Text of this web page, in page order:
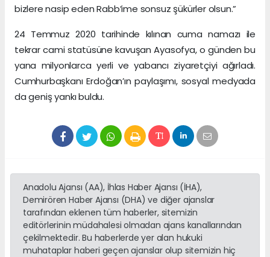
bizlere nasip eden Rabb’ime sonsuz şükürler olsun.”
24 Temmuz 2020 tarihinde kılınan cuma namazı ile
tekrar cami statüsüne kavuşan Ayasofya, o günden bu
yana milyonlarca yerli ve yabancı ziyaretçiyi ağırladı.
Cumhurbaşkanı Erdoğan’ın paylaşımı, sosyal medyada
da geniş yankı buldu.
Anadolu Ajansı (AA), İhlas Haber Ajansı (İHA),
Demirören Haber Ajansı (DHA) ve diğer ajanslar
tarafından eklenen tüm haberler, sitemizin
editörlerinin müdahalesi olmadan ajans kanallarından
çekilmektedir. Bu haberlerde yer alan hukuki
muhataplar haberi geçen ajanslar olup sitemizin hiç